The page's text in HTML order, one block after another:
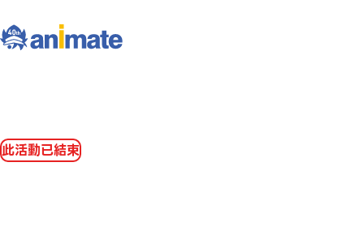
此活動已結束